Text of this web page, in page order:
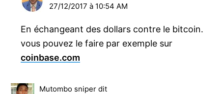
27/12/2017 à 10:54 AM
En échangeant des dollars contre le bitcoin.
vous pouvez le faire par exemple sur
coinbase.com
Mutombo sniper dit